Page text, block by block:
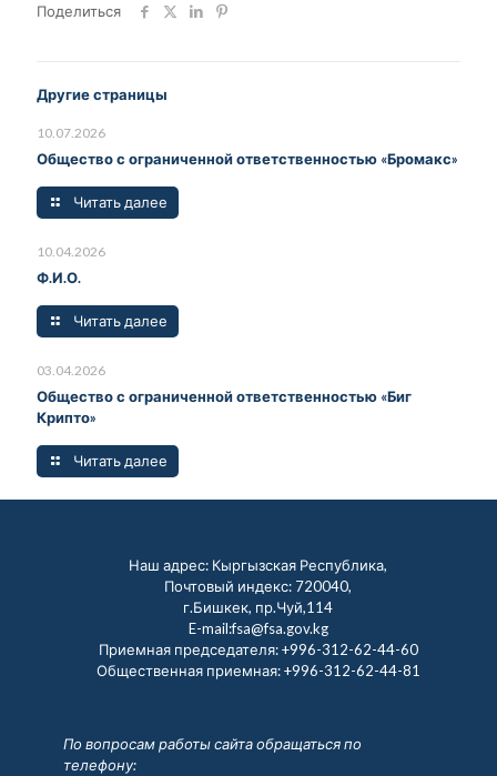
Поделиться
Другие страницы
10.07.2026
Общество с ограниченной ответственностью «Бромакс»
Читать далее
10.04.2026
Ф.И.О.
Читать далее
03.04.2026
Общество с ограниченной ответственностью «Биг
Крипто»
Читать далее
Наш адрес: Кыргызская Республика,
Почтовый индекс: 720040,
г.Бишкек, пр.Чуй,114
E-mail:fsa@fsa.gov.kg
Приемная председателя:+996-312-62-44-60
Общественная приемная:+996-312-62-44-81
По вопросам работы сайта обращаться по
телефону: